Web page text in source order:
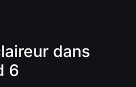
dans
6